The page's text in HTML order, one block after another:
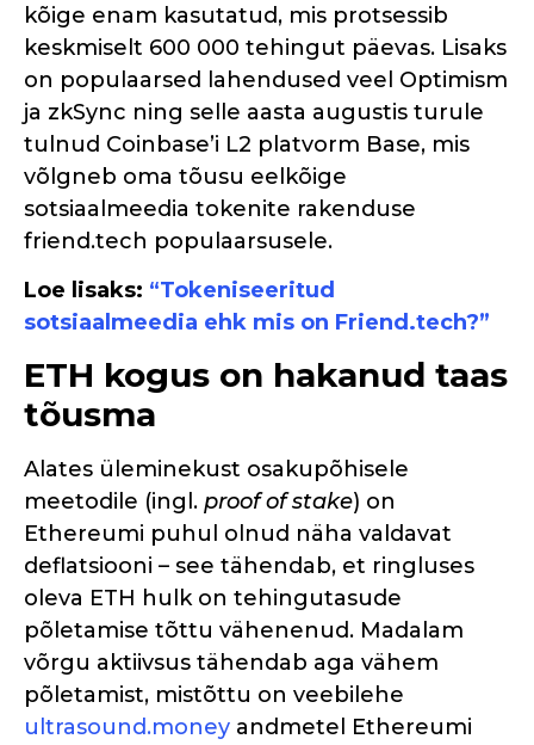
kõige enam kasutatud, mis protsessib
keskmiselt 600 000 tehingut päevas. Lisaks
on populaarsed lahendused veel Optimism
ja zkSync ning selle aasta augustis turule
tulnud Coinbase’i L2 platvorm Base, mis
võlgneb oma tõusu eelkõige
sotsiaalmeedia tokenite rakenduse
friend.tech populaarsusele.
Loe lisaks: “Tokeniseeritud
sotsiaalmeedia ehk mis on Friend.tech?”
ETH kogus on hakanud taas
tõusma
Alates üleminekust osakupõhisele
meetodile (ingl. proof of stake) on
Ethereumi puhul olnud näha valdavat
deflatsiooni – see tähendab, et ringluses
oleva ETH hulk on tehingutasude
põletamise tõttu vähenenud. Madalam
võrgu aktiivsus tähendab aga vähem
põletamist, mistõttu on veebilehe
ultrasound.money andmetel Ethereumi